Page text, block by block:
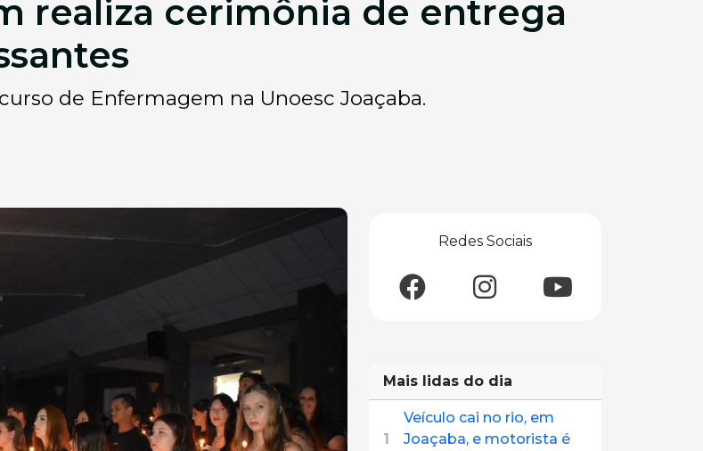
realiza cerimônia de entrega
de Enfermagem na Unoesc Joaçaba.
Redes Sociais
Mais lidas do dia
1
Veículo cai no rio, em
Joaçaba, e motorista é